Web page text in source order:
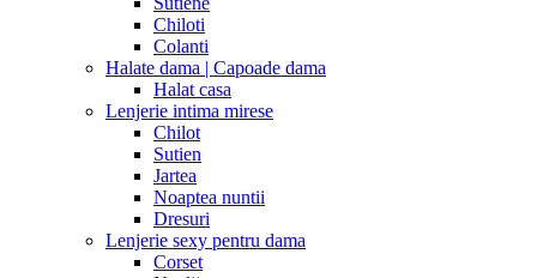
Chiloti
Colanti
Halate dama | Capoade dama
Halat casa
Lenjerie intima mirese
Chilot
Sutien
Jartea
Noaptea nuntii
Dresuri
Lenjerie sexy pentru dama
Corset